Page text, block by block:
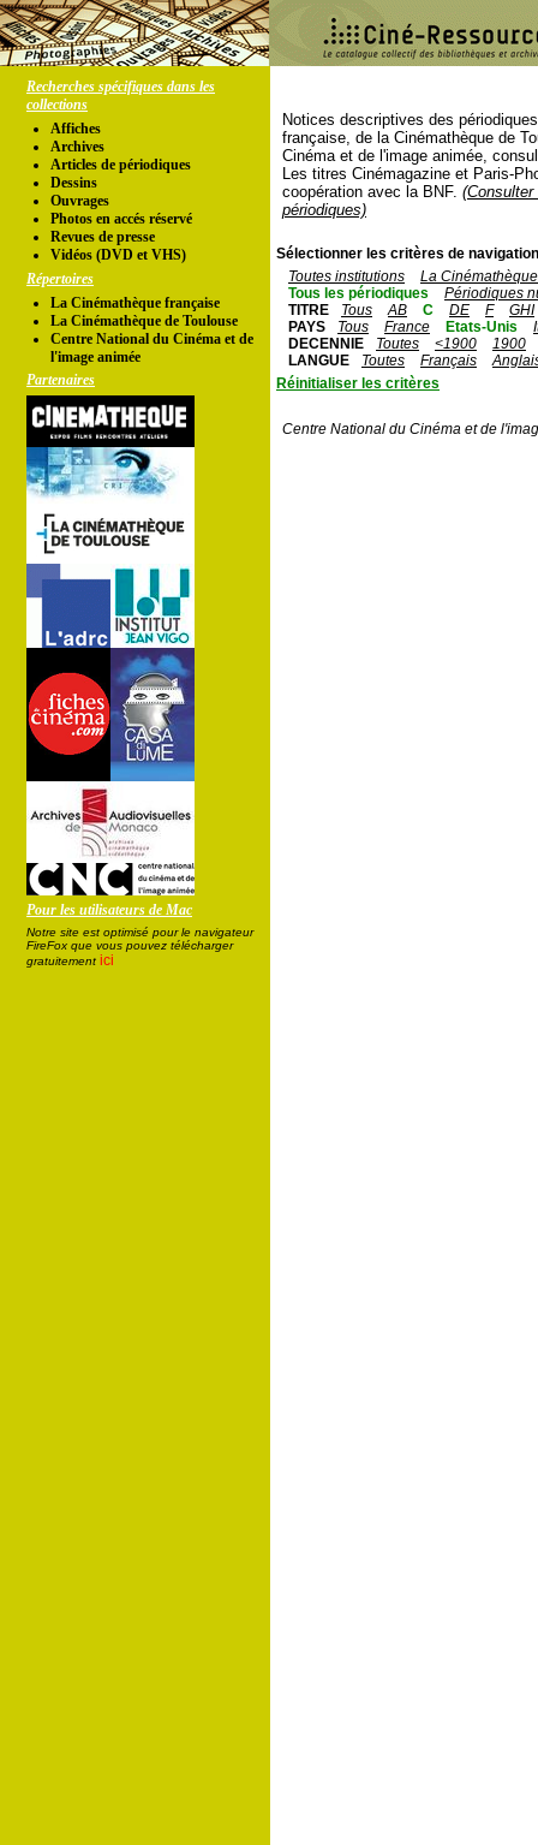
Recherches spécifiques dans les
collections
Affiches
Archives
Articles de périodiques
Dessins
Ouvrages
Photos en accés réservé
Revues de presse
Vidéos (DVD et VHS)
Répertoires
La Cinémathèque française
La Cinémathèque de Toulouse
Centre National du Cinéma et de
l'image animée
Partenaires
Pour les utilisateurs de Mac
Notre site est optimisé pour le navigateur
FireFox que vous pouvez télécharger
gratuitement ici
Notices descriptives des
française, de la Cinémathèque de
Cinéma et de l'image animée,
Les titres Cinémagazine et Paris-
coopération avec la BNF.
périodiques)
Sélectionner les critères de
Toutes institutions
La
Tous les périodiques
Périodiques
TITRE
Tous AB C DE F
GHI
PAYS
Tous France Etats-Unis
DECENNIE
Toutes <1900
1900
LANGUE
Toutes Français
Réinitialiser les critères
Centre National du Cinéma et de